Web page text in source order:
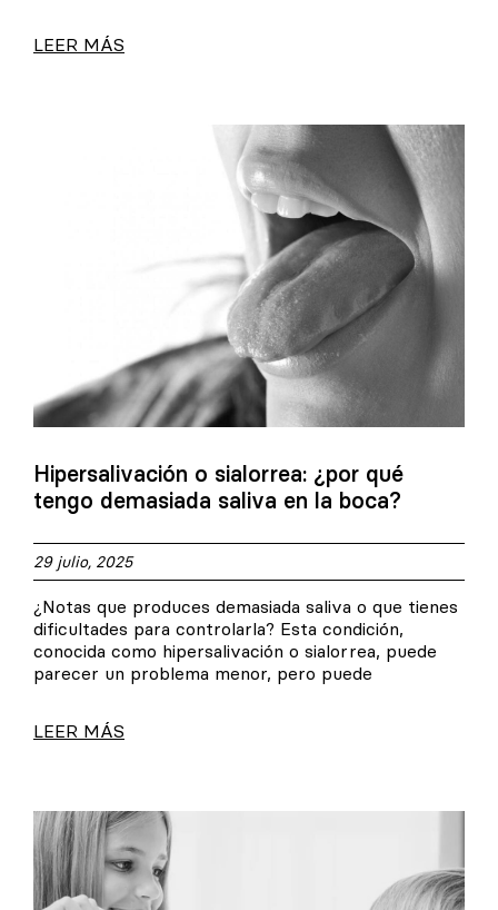
LEER MÁS
Hipersalivación o sialorrea: ¿por qué
tengo demasiada saliva en la boca?
29 julio, 2025
¿Notas que produces demasiada saliva o que tienes
dificultades para controlarla? Esta condición,
conocida como hipersalivación o sialorrea, puede
parecer un problema menor, pero puede
LEER MÁS